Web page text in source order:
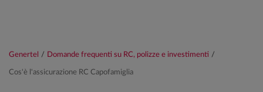
Genertel / Domande frequenti su RC, polizze e investimenti /
Cos'è l'assicurazione RC Capofamiglia